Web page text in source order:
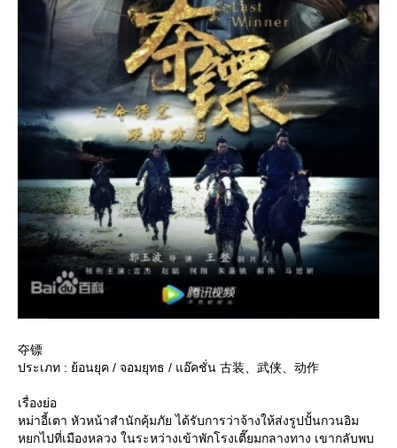
夺镖
ประเภท : ย้อนยุค / จอมยุทธ / แอ๊คชั่น 古装、武侠、动作
เรื่องย่อ
หม่าอี้เตา หัวหน้าสำนักคุ้มภัย ได้รับการว่าจ้างให้ส่งรูปปั้นกวนอิม
หยกไปที่เมืองหลวง ในระหว่างเข้าพักโรงเตี๊ยมกลางทาง เขากลับพบ